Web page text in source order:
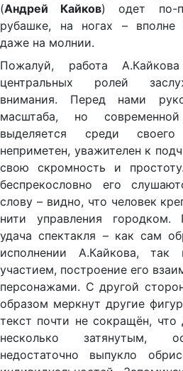
(Андрей Кайков) одет по-
рубашке, на ногах – вполне
даже на молнии.
Пожалуй, работа
центральных ролей
внимания. Перед нами
масштаба, но
выделяется среди
неприметен, уважителен к
свою скромность и
беспрекословно его
слову – видно, что человек
нити управления городком.
удача спектакля – как сам
исполнении А.Кайкова,
участием, построение его
персонажами. С другой
образом меркнут другие
текст почти не сокращён, что
несколько затянутым,
недостаточно выпукло